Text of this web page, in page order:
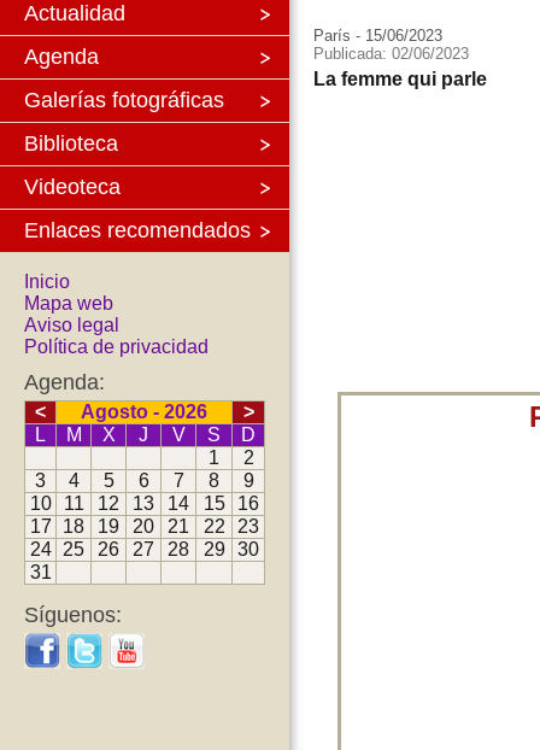
Actualidad
Agenda
Galerías fotográficas
Biblioteca
Videoteca
Enlaces recomendados
Inicio
Mapa web
Aviso legal
Política de privacidad
Agenda:
< Agosto - 2026
>
L
M X J V S
D
1
2
3
4 5 6 7 8
9
10
11 12 13 14 15
16
17
18 19 20 21 22
23
24
25 26 27 28 29
30
31
Síguenos:
París - 15/06/2023
Publicada: 02/06/2023
La femme qui parle